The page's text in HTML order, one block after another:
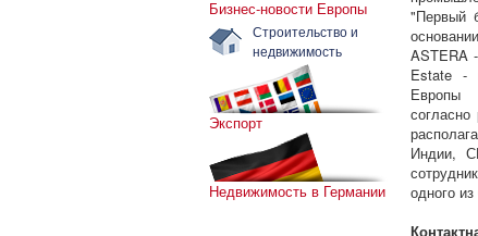
Бизнес-новости Европы
Строительство и
недвижимость
Экспорт
Недвижимость в Германии
"Первый
ASTERA
Estate -
Европы
Индии,
одного